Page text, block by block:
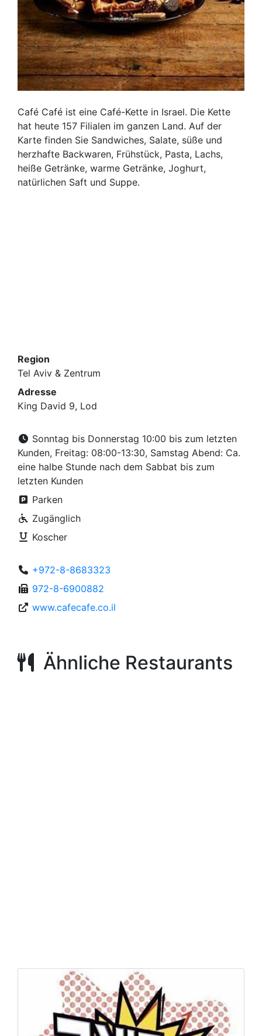
Café Café ist eine Café-Kette in Israel. Die Kette
hat heute 157 Filialen im ganzen Land. Auf der
Karte finden Sie Sandwiches, Salate, süße und
herzhafte Backwaren, Frühstück, Pasta, Lachs,
heiße Getränke, warme Getränke, Joghurt,
natürlichen Saft und Suppe.
Region
Tel Aviv & Zentrum
Adresse
King David 9, Lod
Sonntag bis Donnerstag 10:00 bis zum letzten
Kunden, Freitag: 08:00-13:30, Samstag Abend: Ca.
eine halbe Stunde nach dem Sabbat bis zum
letzten Kunden
Parken
Zugänglich
Koscher
+972-8-8683323
972-8-6900882
www.cafecafe.co.il
Ähnliche Restaurants